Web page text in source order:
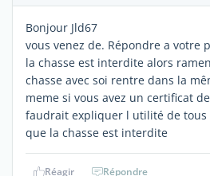
Bonjour Jld67
vous venez de. Répondre a votre
la chasse est interdite alors
chasse avec soi rentre dans la
meme si vous avez un certificat
faudrait expliquer l utilité de tous
que la chasse est interdite
Réagir Répondre